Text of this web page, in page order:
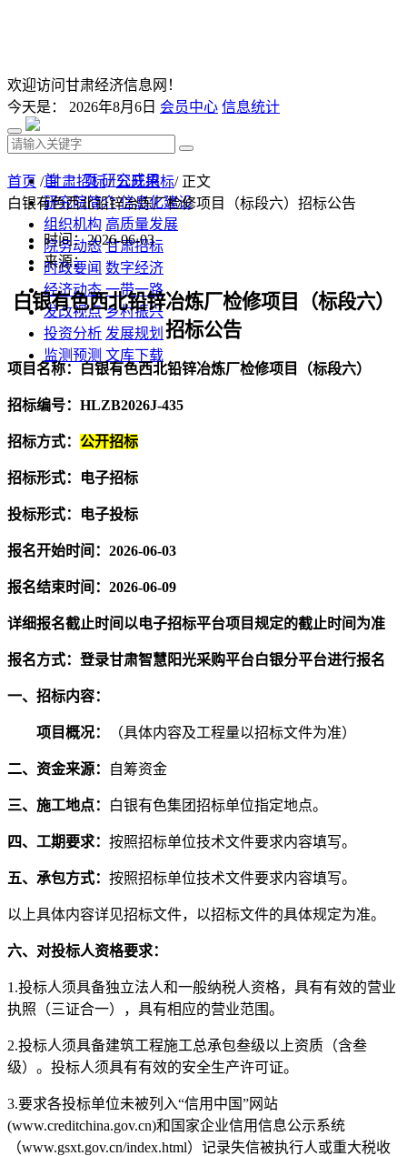
欢迎访问甘肃经济信息网！
今天是： 2026年8月6日 会员中心 信息统计
首 页 研究成果
研究院简介 信息化建设
组织机构 高质量发展
院务动态 甘肃招标
时政要闻 数字经济
经济动态 一带一路
发改视点 乡村振兴
投资分析 发展规划
监测预测 文库下载
首页 /甘肃招标/公开招标/ 正文
白银有色西北铅锌冶炼厂检修项目（标段六）招标公告
时间：2026-06-03
来源：
白银有色西北铅锌冶炼厂检修项目（标段六）
招标公告
项目名称： 白银有色西北铅锌冶炼厂检修项目（标段六）
招标编号： HLZB2026J-435
招标方式： 公开招标
招标形式：电子招标
投标形式：电子投标
报名开始时间： 2026-06-03
报名结束时间： 2026-06-09
详细报名截止时间以电子招标平台项目规定的截止时间为准
报名方式：登录甘肃智慧阳光采购平台白银分平台进行报名
一、招标内容：
项目概况： （具体内容及工程量以招标文件为准）
二、资金来源： 自筹资金
三、施工地点： 白银有色集团招标单位指定地点。
四、工期要求： 按照招标单位技术文件要求内容填写。
五、承包方式： 按照招标单位技术文件要求内容填写。
以上具体内容详见招标文件，以招标文件的具体规定为准。
六、对投标人资格要求：
1.投标人须具备独立法人和一般纳税人资格，具有有效的营业
执照（三证合一），具有相应的营业范围。
2.投标人须具备建筑工程施工总承包叁级以上资质（含叁
级）。投标人须具有有效的安全生产许可证。
3.要求各投标单位未被列入“信用中国”网站
(www.creditchina.gov.cn)和国家企业信用信息公示系统
（www.gsxt.gov.cn/index.html）记录失信被执行人或重大税收